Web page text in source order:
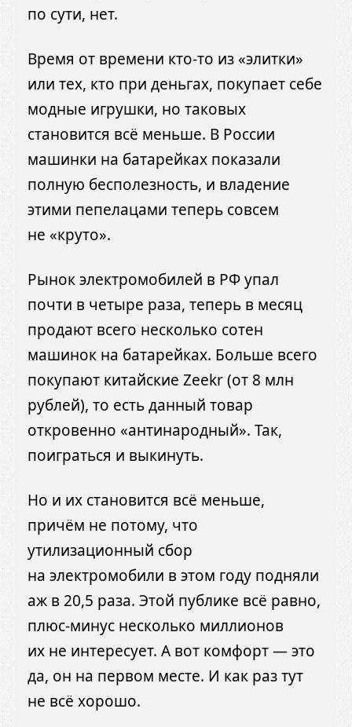
по сути, нет.
Время от времени кто-то из «элитки»
или тех, кто при деньгах, покупает себе
модные игрушки, но таковых
становится всё меньше. В России
машинки на батарейках показали
полную бесполезность, и владение
этими пепелацами теперь совсем
не «круто».
Рынок электромобилей в РФ упал
почти в четыре раза, теперь в месяц
продают всего несколько сотен
машинок на батарейках. Больше всего
покупают китайские Zeekr (от 8 млн
рублей), то есть данный товар
откровенно «антинародный». Так,
поиграться и выкинуть.
Но и их становится всё меньше,
причём не потому, что
утилизационный сбор
на электромобили в этом году подняли
аж в 20,5 раза. Этой публике всё равно,
плюс-минус несколько миллионов
их не интересует. А вот комфорт — это
да, он на первом месте. И как раз тут
не всё хорошо.